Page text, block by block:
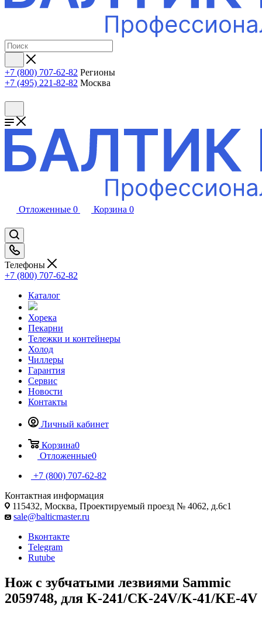
+7 (800) 707-62-82 Регионы
+7 (495) 221-82-82 Москва
Отложенные 0 Корзина 0
Телефоны
+7 (800) 707-62-82
Каталог
Хорека
Пекарни
Тележки и контейнеры
Холод
Чиллеры
Гарантия
Сервис
Новости
Контакты
Личный кабинет
Корзина0
Отложенные0
+7 (800) 707-62-82
Контактная информация
115432, Москва, Проектируемый проезд № 4062, д.6с1
sale@balticmaster.ru
Вконтакте
Telegram
Rutube
Нож с зубчатыми лезвиями Sammic
2059748, для K-241/CK-24V/K-41/KE-4V